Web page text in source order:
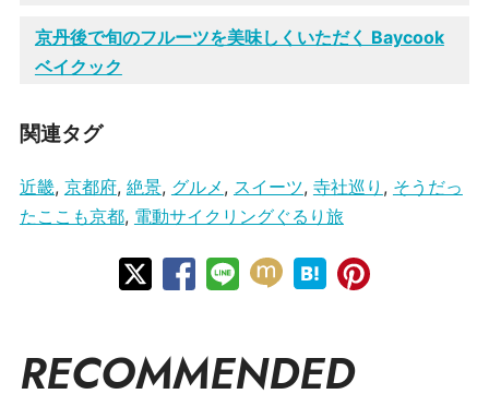
京丹後で旬のフルーツを美味しくいただく Baycook
ベイクック
関連タグ
近畿, 京都府, 絶景, グルメ , スイーツ, 寺社巡り , そうだっ
たここも京都, 電動サイクリングぐるり旅
RECOMMENDED